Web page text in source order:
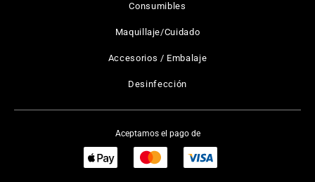
Consumibles
Maquillaje/Cuidado
Accesorios / Embalaje
Desinfección
Aceptamos el pago de